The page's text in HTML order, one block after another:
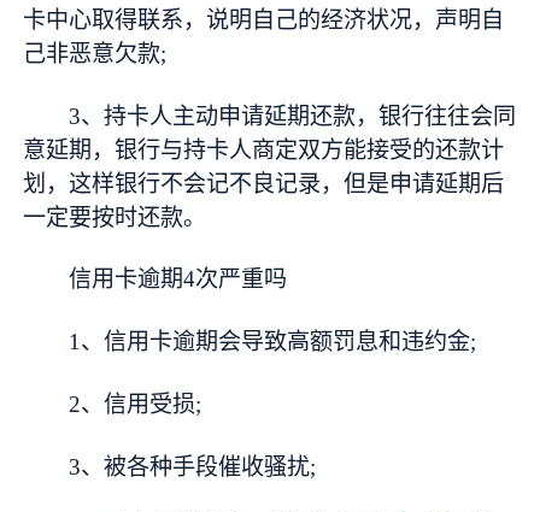
卡中心取得联系，说明自己的经济状况，声明自
己非恶意欠款;
3、持卡人主动申请延期还款，银行往往会同
意延期，银行与持卡人商定双方能接受的还款计
划，这样银行不会记不良记录，但是申请延期后
一定要按时还款。
信用卡逾期4次严重吗
1、信用卡逾期会导致高额罚息和违约金;
2、信用受损;
3、被各种手段催收骚扰;